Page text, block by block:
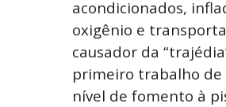
acondicionados,
oxigênio e
causador da
primeiro trabalho de
nível de fomento à